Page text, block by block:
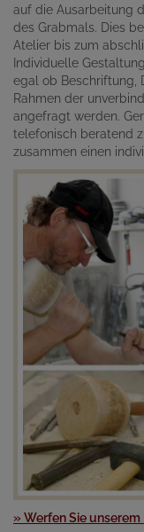
auf die Ausarbeitung
des Grabmals. Dies
Atelier bis zum
Individuelle
egal ob Beschriftung,
Rahmen der
angefragt werden.
telefonisch beratend
zusammen einen
» Werfen Sie